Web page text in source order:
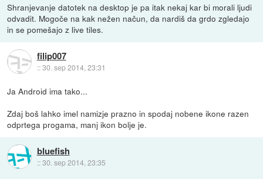
Shranjevanje datotek na desktop je pa itak nekaj kar bi morali ljudi
odvadit. Mogoče na kak nežen načun, da nardiš da grdo zgledajo
in se pomešajo z live tiles.
filip007
::30. sep 2014, 23:31
Ja Android ima tako...
Zdaj boš lahko imel namizje prazno in spodaj nobene ikone razen
odprtega progama, manj ikon bolje je.
bluefish
::30. sep 2014, 23:35